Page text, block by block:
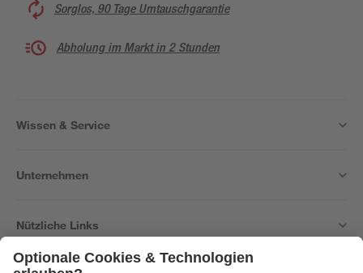
Sorglos, 90 Tage Umtauschgarantie
Abholung im Markt in 2 Stunden
Wissen & Service
Unternehmen
Nützliche Links